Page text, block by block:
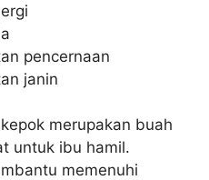
pencernaan
janin
merupakan buah
untuk ibu hamil.
memenuhi